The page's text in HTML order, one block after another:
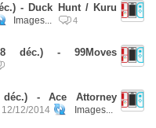
- Duck Hunt / Kuru
Images... 4
déc.) - 99Moves
déc.) - Ace Attorney
12/12/2014 Images...